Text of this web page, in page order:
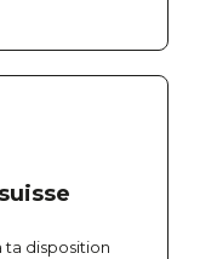
ta disposition